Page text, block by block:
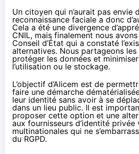
Un citoyen qui n’aurait pas envie
reconnaissance faciale a donc
Cela a été une divergence
CNIL, mais finalement nous
Conseil d’État qui a constaté
alternatives. Nous partageons les
protéger les données et
l’utilisation ou le stockage.
L’objectif d’Alicem est de
faire une démarche
leur identité sans avoir à se
dans un lieu public. Il est
proposer cette option et une
aux fournisseurs d’identité privée
multinationales qui ne
du RGPD.